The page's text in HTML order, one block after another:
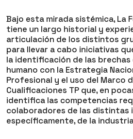
Bajo esta mirada sistémica, La
tiene un largo historial y
articulación de los distintos
para llevar a cabo iniciativas
la identificación de las
humano con la Estrategia
Profesional y el uso del Marco
Cualificaciones TP que, en
identifica las competencias
colaboradores de las distintas
específicamente, de la